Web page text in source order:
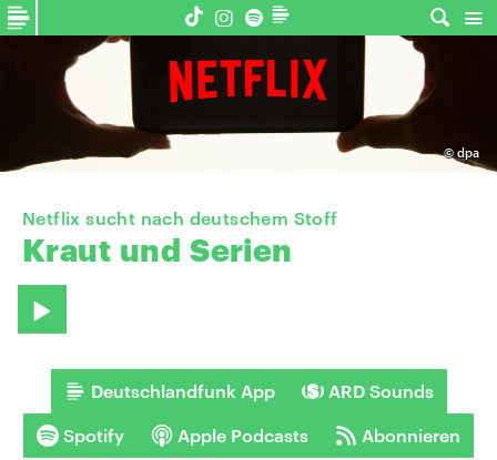
© dpa
Netflix sucht nach deutschem Stoff
Kraut und Serien
Deutschlandfunk App ARD Sounds
Spotify Apple Podcasts Abonnieren